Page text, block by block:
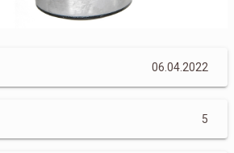
06.04.2022
5